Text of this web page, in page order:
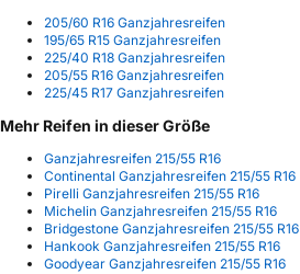
205/60 R16 Ganzjahresreifen
195/65 R15 Ganzjahresreifen
225/40 R18 Ganzjahresreifen
205/55 R16 Ganzjahresreifen
225/45 R17 Ganzjahresreifen
Mehr Reifen in dieser Größe
Ganzjahresreifen 215/55 R16
Continental Ganzjahresreifen 215/55 R16
Pirelli Ganzjahresreifen 215/55 R16
Michelin Ganzjahresreifen 215/55 R16
Bridgestone Ganzjahresreifen 215/55 R16
Hankook Ganzjahresreifen 215/55 R16
Goodyear Ganzjahresreifen 215/55 R16